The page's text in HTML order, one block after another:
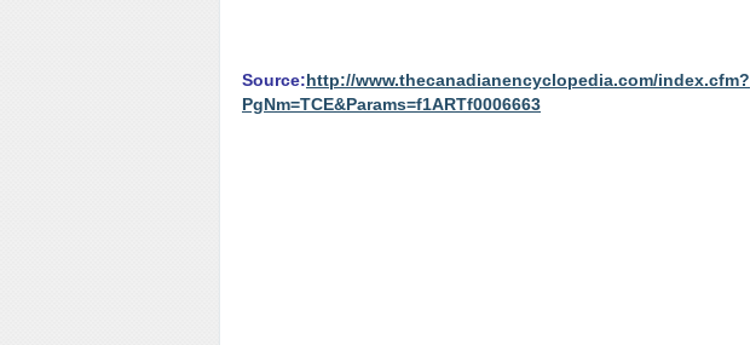
Source:http://www.thecanadianencyclopedia.com/index.cfm?
PgNm=TCE&Params=f1ARTf0006663